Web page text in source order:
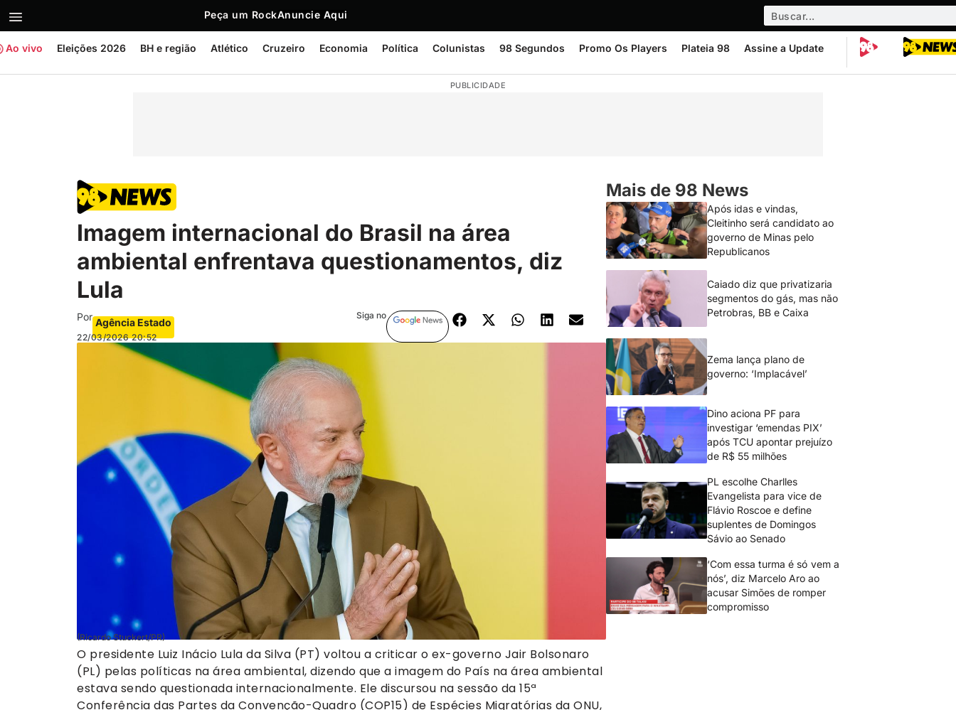
Peça um RockAnuncie Aqui
Ao vivo Eleições 2026 BH e região Atlético Cruzeiro Economia Política Colunistas 98 Segundos Promo Os Players Plateia 98 Assine a Update
PUBLICIDADE
Imagem internacional do Brasil na área
ambiental enfrentava questionamentos, diz
Lula
Por Agência Estado
22/03/2026 20:52
Siga no
(Ricardo Stuckert/PR)
O presidente Luiz Inácio Lula da Silva (PT) voltou a criticar o ex-governo Jair Bolsonaro
(PL) pelas políticas na área ambiental, dizendo que a imagem do País na área ambiental
estava sendo questionada internacionalmente. Ele discursou na sessão da 15ª
Conferência das Partes da Convenção-Quadro (COP15) de Espécies Migratórias da ONU,
Mais de 98 News
Após idas e vindas,
Cleitinho será candidato ao
governo de Minas pelo
Republicanos
Caiado diz que privatizaria
segmentos do gás, mas não
Petrobras, BB e Caixa
Zema lança plano de
governo: ‘Implacável’
Dino aciona PF para
investigar ‘emendas PIX’
após TCU apontar prejuízo
de R$ 55 milhões
PL escolhe Charlles
Evangelista para vice de
Flávio Roscoe e define
suplentes de Domingos
Sávio ao Senado
‘Com essa turma é só vem a
nós’, diz Marcelo Aro ao
acusar Simões de romper
compromisso